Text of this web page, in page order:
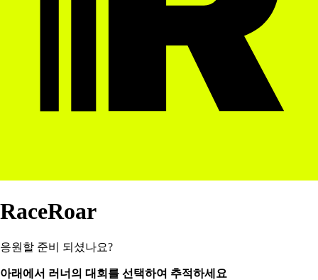
RaceRoar
응원할 준비 되셨나요?
아래에서 러너의 대회를 선택하여 추적하세요